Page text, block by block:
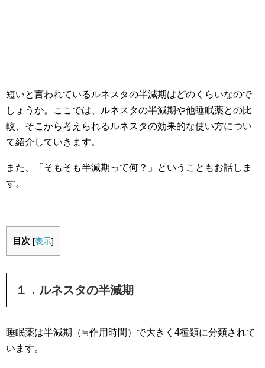
短いと言われているルネスタの半減期はどのくらいなので
しょうか。
ここでは、ルネスタの半減期や他睡眠薬との比
較、 そこから考えられるルネスタの効果的な使い方につい
て紹介していきます。
また、「そもそも半減期って何？」ということもお話しま
す。
目次 [表示]
１．ルネスタの半減期
睡眠薬は半減期（≒作用時間）で大きく4種類に分類されて
います。